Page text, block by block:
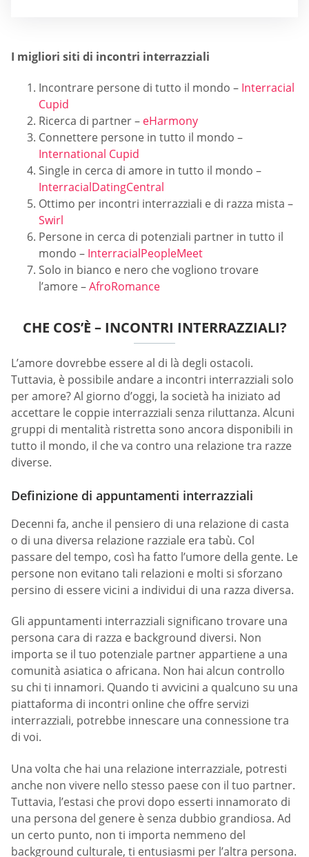
I migliori siti di incontri interrazziali
Incontrare persone di tutto il mondo – Interracial
Cupid
Ricerca di partner – eHarmony
Connettere persone in tutto il mondo –
International Cupid
Single in cerca di amore in tutto il mondo –
InterracialDatingCentral
Ottimo per incontri interrazziali e di razza mista –
Swirl
Persone in cerca di potenziali partner in tutto il
mondo – InterracialPeopleMeet
Solo in bianco e nero che vogliono trovare
l’amore –AfroRomance
CHE COS’È – INCONTRI INTERRAZZIALI?
L’amore dovrebbe essere al di là degli ostacoli.
Tuttavia, è possibile andare a incontri interrazziali solo
per amore? Al giorno d’oggi, la società ha iniziato ad
accettare le coppie interrazziali senza riluttanza. Alcuni
gruppi di mentalità ristretta sono ancora disponibili in
tutto il mondo, il che va contro una relazione tra razze
diverse.
Definizione di appuntamenti interrazziali
Decenni fa, anche il pensiero di una relazione di casta
o di una diversa relazione razziale era tabù. Col
passare del tempo, così ha fatto l’umore della gente. Le
persone non evitano tali relazioni e molti si sforzano
persino di essere vicini a individui di una razza diversa.
Gli appuntamenti interrazziali significano trovare una
persona cara di razza e background diversi. Non
importa se il tuo potenziale partner appartiene a una
comunità asiatica o africana. Non hai alcun controllo
su chi ti innamori. Quando ti avvicini a qualcuno su una
piattaforma di incontri online che offre servizi
interrazziali, potrebbe innescare una connessione tra
di voi.
Una volta che hai una relazione interrazziale, potresti
anche non vivere nello stesso paese con il tuo partner.
Tuttavia, l’estasi che provi dopo esserti innamorato di
una persona del genere è senza dubbio grandiosa. Ad
un certo punto, non ti importa nemmeno del
background culturale, ti entusiasmi per l’altra persona.